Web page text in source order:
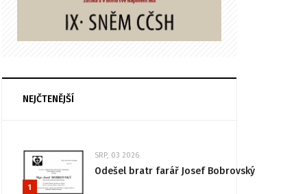
NEJČTENĚJŠÍ
1
SRP, 03 2026
Odešel bratr farář Josef Bobrovský